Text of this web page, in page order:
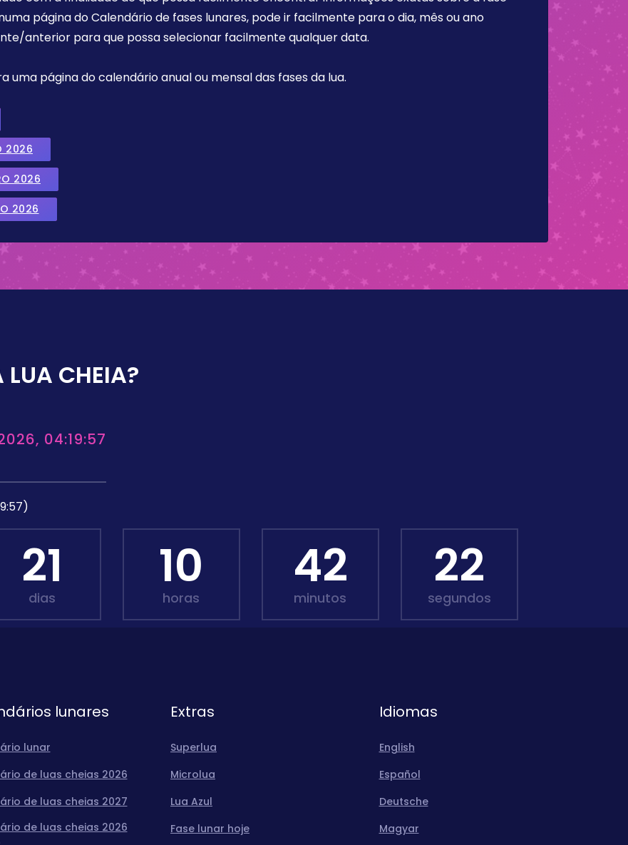
página do Calendário de fases lunares, pode ir facilmente para o dia, mês ou ano
anterior para que possa selecionar facilmente qualquer data.
uma página do calendário anual ou mensal das fases da lua.
2026
2026
2026
CHEIA?
04:19:57
21
dias
10
horas
42
minutos
20
segundos
lunares
lunar
de luas cheias 2026
de luas cheias 2027
de luas cheias 2026
Extras
Superlua
Microlua
Lua Azul
Fase lunar hoje
Idiomas
English
Español
Deutsche
Magyar